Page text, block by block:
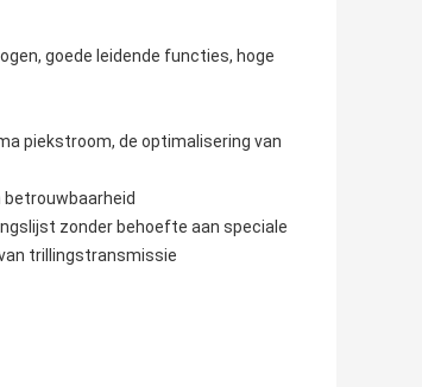
goede leidende functies, hoge
piekstroom, de optimalisering van
zonder behoefte aan speciale
trillingstransmissie